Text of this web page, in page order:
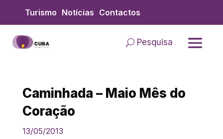
content
Turismo Notícias Contactos
Pesquisa
Caminhada – Maio Mês do
Coração
13/05/2013